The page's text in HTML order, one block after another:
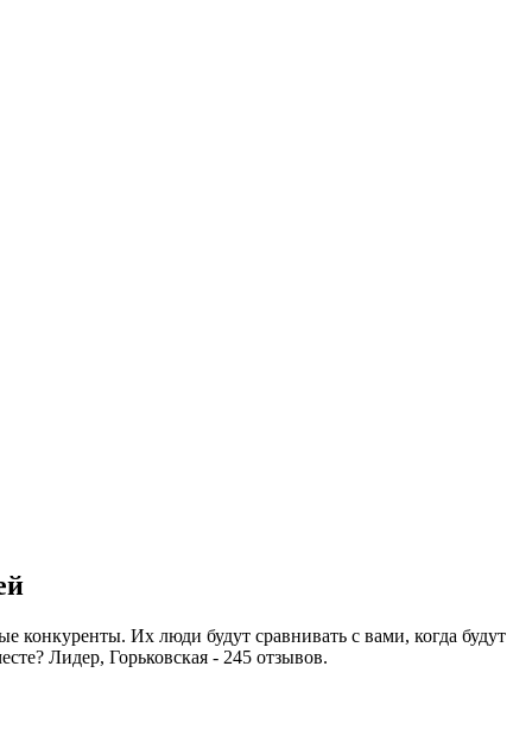
Их люди будут сравнивать с вами, когда будут
Лидер, Горьковская - 245 отзывов.